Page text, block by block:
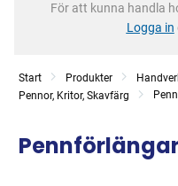
För att kunna handla
Logga in
Start Produkter
Pennor, Kritor, Skavfärg